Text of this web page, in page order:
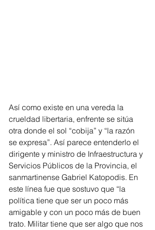
Así como existe en una vereda la
crueldad libertaria, enfrente se sitúa
otra donde el sol “cobija” y “la razón
se expresa”. Así parece entenderlo el
dirigente y ministro de Infraestructura y
Servicios Públicos de la Provincia, el
sanmartinense Gabriel Katopodis. En
este línea fue que sostuvo que “la
política tiene que ser un poco más
amigable y con un poco más de buen
trato. Militar tiene que ser algo que nos